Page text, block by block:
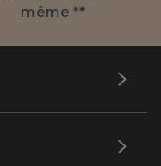
même **